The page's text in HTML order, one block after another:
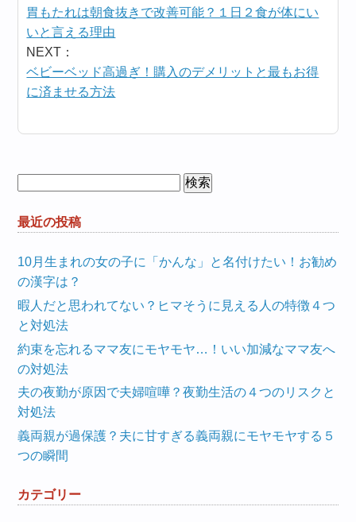
胃もたれは朝食抜きで改善可能？１日２食が体にい
いと言える理由
NEXT：
ベビーベッド高過ぎ！購入のデメリットと最もお得
に済ませる方法
最近の投稿
10月生まれの女の子に「かんな」と名付けたい！お勧め
の漢字は？
暇人だと思われてない？ヒマそうに見える人の特徴４つ
と対処法
約束を忘れるママ友にモヤモヤ…！いい加減なママ友へ
の対処法
夫の夜勤が原因で夫婦喧嘩？夜勤生活の４つのリスクと
対処法
義両親が過保護？夫に甘すぎる義両親にモヤモヤする５
つの瞬間
カテゴリー